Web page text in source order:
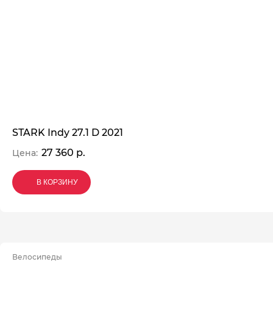
STARK Indy 27.1 D 2021
Цена: 27 360 р.
В КОРЗИНУ
В КОРЗИНУ
В КОРЗИНУ
Велосипеды